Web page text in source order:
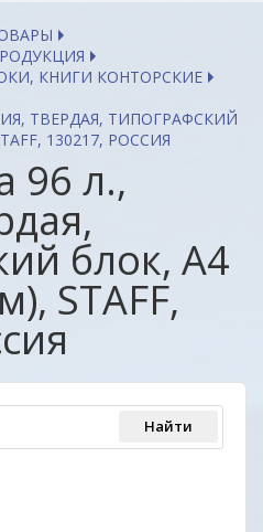
КНИГИ КОНТОРСКИЕ
ТВЕРДАЯ, ТИПОГРАФСКИЙ
130217, РОССИЯ
96 л.,
блок, А4
STAFF,